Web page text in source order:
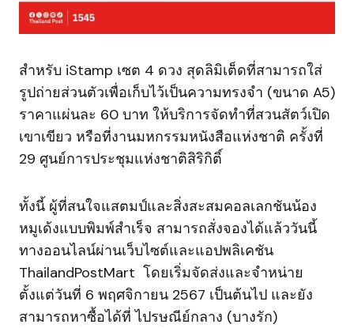
สำหรับ iStamp เซต 4 ดวง สุดลิมิเต็ดที่สามารถใส่
รูปถ่ายส่วนตัวเพื่อเก็บไว้เป็นความทรงจำ (ขนาด A5)
ราคาแผ่นละ 60 บาท ให้บริการจัดทำที่สวนสัตว์เปิด
เขาเขียว หรือที่งานมหกรรมหนังสือแห่งชาติ ครั้งที่
29 ศูนย์การประชุมแห่งชาติสิริกิติ์
ทั้งนี้ ผู้ที่สนใจแสตมป์และสิ่งสะสมคอลเลกชันน้อง
หมูเด้งแบบพิมพ์สำเร็จ สามารถสั่งจองได้แล้ววันนี้
ทางออนไลน์ผ่านเว็บไซต์และแอปพลิเคชัน
ThailandPostMart โดยเริ่มจัดส่งและจำหน่าย
ตั้งแต่วันที่ 6 พฤศจิกายน 2567 เป็นต้นไป และยัง
สามารถหาซื้อได้ที่ ไปรษณีย์กลาง (บางรัก)